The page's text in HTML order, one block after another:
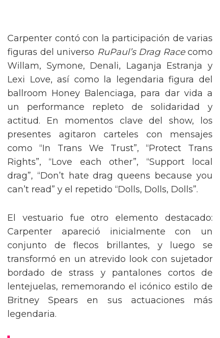
Carpenter contó con la participación de varias
figuras del universo RuPaul’s Drag Racecomo
Willam, Symone, Denali, Laganja Estranja y
Lexi Love, así como la legendaria figura del
ballroom Honey Balenciaga, para dar vida a
un performance repleto de solidaridad y
actitud. En momentos clave del show, los
presentes agitaron carteles con mensajes
como “In Trans We Trust”, “Protect Trans
Rights”, “Love each other”, “Support local
drag”, “Don’t hate drag queens because you
can’t read” y el repetido “Dolls, Dolls, Dolls”.
El vestuario fue otro elemento destacado:
Carpenter apareció inicialmente con un
conjunto de flecos brillantes, y luego se
transformó en un atrevido look con sujetador
bordado de strass y pantalones cortos de
lentejuelas, rememorando el icónico estilo de
Britney Spears en sus actuaciones más
legendaria.